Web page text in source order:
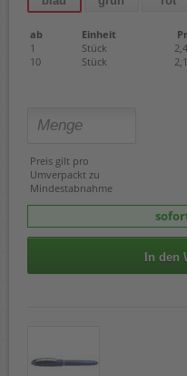
ab Einheit
1
Stück
10
Stück
Preis gilt pro
Umverpackt zu
Mindestabnahme
In den